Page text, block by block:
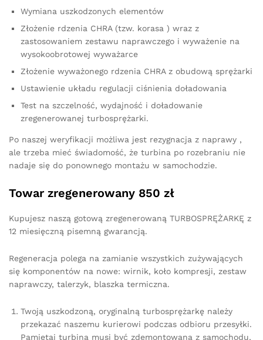
Wymiana uszkodzonych elementów
Złożenie rdzenia CHRA (tzw. korasa ) wraz z
zastosowaniem zestawu naprawczego i wyważenie na
wysokoobrotowej wyważarce
Złożenie wyważonego rdzenia CHRA z obudową sprężarki
Ustawienie układu regulacji ciśnienia doładowania
Test na szczelność, wydajność i doładowanie
zregenerowanej turbosprężarki.
Po naszej weryfikacji możliwa jest rezygnacja z naprawy ,
ale trzeba mieć świadomość, że turbina po rozebraniu nie
nadaje się do ponownego montażu w samochodzie.
Towar zregenerowany 850 zł
Kupujesz naszą gotową zregenerowaną TURBOSPRĘŻARKĘ z
12 miesięczną pisemną gwarancją.
Regeneracja polega na zamianie wszystkich zużywających
się komponentów na nowe: wirnik, koło kompresji, zestaw
naprawczy, talerzyk, blaszka termiczna.
Twoją uszkodzoną, oryginalną turbosprężarkę należy
przekazać naszemu kurierowi podczas odbioru przesyłki.
Pamiętaj turbina musi być zdemontowana z samochodu,